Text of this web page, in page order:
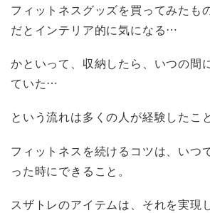
フィットネスグッズを買ってみたも
だとインテリア的に気になる…
かといって、収納したら、いつの間
ていた…
という流れは多くの人が経験したこ
フィットネスを続けるコツは、いつ
った時にできること。
スザトレのアイテムは、それを実現